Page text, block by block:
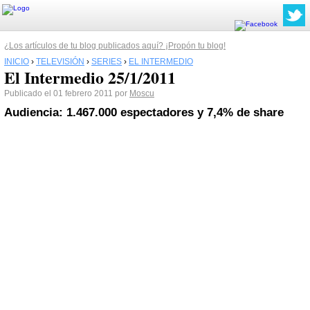
¿Los artículos de tu blog publicados aquí? ¡Propón tu blog!
INICIO › TELEVISIÓN › SERIES › EL INTERMEDIO
El Intermedio 25/1/2011
Publicado el 01 febrero 2011 por Moscu
Audiencia: 1.467.000 espectadores y 7,4% de share